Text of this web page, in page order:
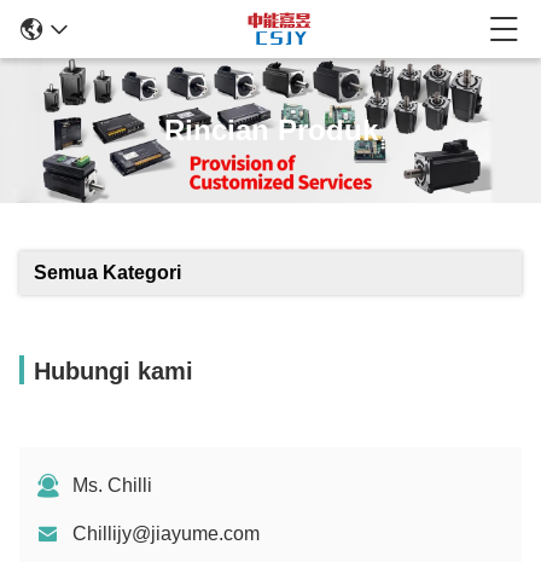
Rincian Produk
Semua Kategori
Hubungi kami
Ms. Chilli
Chillijy@jiayume.com